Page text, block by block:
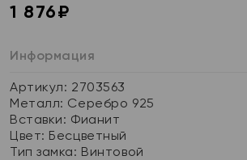
1 876₽
Информация
Артикул: 2703563
Металл: Серебро 925
Вставки: Фианит
Цвет: Бесцветный
Тип замка: Винтовой